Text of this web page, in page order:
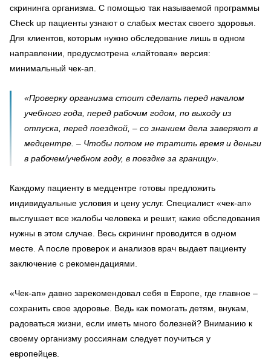
скрининга организма. С помощью так называемой программы
Check up пациенты узнают о слабых местах своего здоровья.
Для клиентов, которым нужно обследование лишь в одном
направлении, предусмотрена «лайтовая» версия:
минимальный чек-ап.
«Проверку организма стоит сделать перед началом
учебного года, перед рабочим годом, по выходу из
отпуска, перед поездкой, – со знанием дела заверяют в
медцентре. – Чтобы потом не тратить время и деньги
в рабочем/учебном году, в поездке за границу».
Каждому пациенту в медцентре готовы предложить
индивидуальные условия и цену услуг. Специалист «чек-ап»
выслушает все жалобы человека и решит, какие обследования
нужны в этом случае. Весь скрининг проводится в одном
месте. А после проверок и анализов врач выдает пациенту
заключение с рекомендациями.
«Чек-ап» давно зарекомендовал себя в Европе, где главное –
сохранить свое здоровье. Ведь как помогать детям, внукам,
радоваться жизни, если иметь много болезней? Вниманию к
своему организму россиянам следует поучиться у
европейцев.